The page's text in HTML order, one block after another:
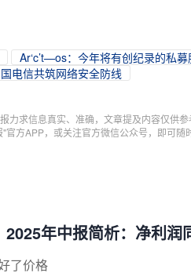
Ar‘c’t—os：今年将有创纪录的私
电信共筑网络安全防线
力求信息真实、准确，文章提及内容仅供
官方APP，或关注官方微信公众号，即可随
年中报简析：净利
了价格